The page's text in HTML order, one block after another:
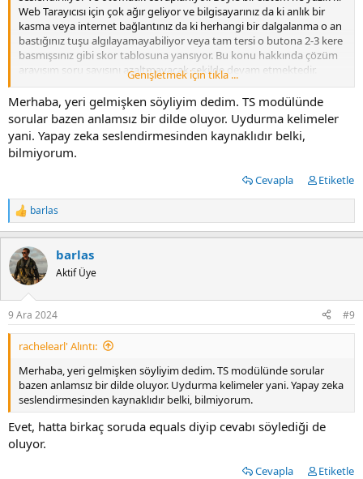
Web Tarayıcısı için çok ağır geliyor ve bilgisayarınız da ki anlık bir
kasma veya internet bağlantınız da ki herhangi bir dalgalanma o an
bastığınız tuşu algılayamayabiliyor veya tam tersi o butona 2-3 kere
basmışsınız gibi skor tablosuna yansıyor. Bu konu hakkında çözüm
arayışım soru sayısını azaltmayacak şekilde devam etmektedir.
Puanlama sistemi gerçek sınavdakiyle birebir şekilde ayarlandı, farklı
bir puanlama sistemi bulunmuyor.
İyi çalışmalar dilerim.
Genişletmek için tıkla ...
Merhaba, yeri gelmişken söyliyim dedim. TS modülünde
sorular bazen anlamsız bir dilde oluyor. Uydurma kelimeler
yani. Yapay zeka seslendirmesinden kaynaklıdır belki,
bilmiyorum.
Cevapla Etiketle
T
e
p
k
i
l
barlas
barlas
Aktif Üye
9 Ara 2024 #9
rachelearl' Alıntı:
Merhaba, yeri gelmişken söyliyim dedim. TS modülünde sorular
bazen anlamsız bir dilde oluyor. Uydurma kelimeler yani. Yapay zeka
seslendirmesinden kaynaklıdır belki, bilmiyorum.
Evet, hatta birkaç soruda equals diyip cevabı söylediği de
oluyor.
Cevapla Etiketle